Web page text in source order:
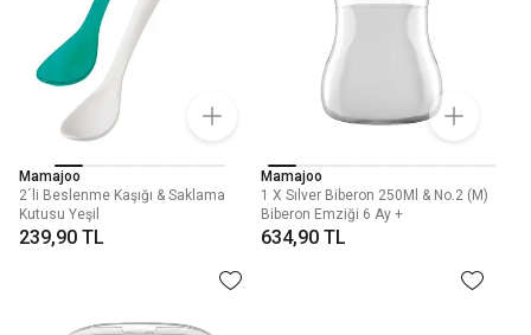
Mamajoo
2´li Beslenme Kaşığı & Saklama
Kutusu Yeşil
239,90 TL
Mamajoo
1 X Sılver Biberon 250Ml & No.2 (M)
Biberon Emziği 6 Ay +
634,90 TL